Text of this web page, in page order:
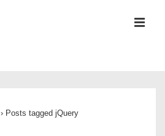
› Posts tagged jQuery